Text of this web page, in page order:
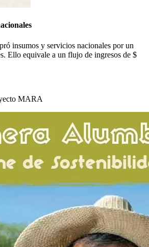
insumos y servicios nacionales por un
Ello equivale a un flujo de ingresos de $
MARA